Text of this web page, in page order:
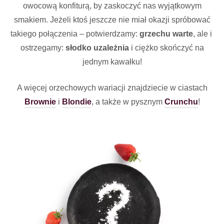
owocową konfiturą, by zaskoczyć nas wyjątkowym
smakiem. Jeżeli ktoś jeszcze nie miał okazji spróbować
takiego połączenia – potwierdzamy: grzechu warte, ale i
ostrzegamy: słodko uzależniai ciężko skończyć na
jednym kawałku!
A więcej orzechowych wariacji znajdziecie w ciastach
Browniei Blondie, a także w pysznym Crunchu!